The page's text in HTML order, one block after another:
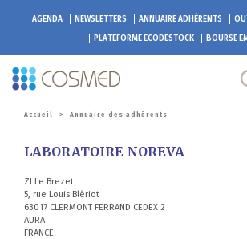
AGENDA NEWSLETTERS ANNUAIRE ADHÉRENTS
PLATEFORMEECODESTOCK BOURSE
Accueil > Annuaire des adhérents
LABORATOIRE NOREVA
ZI Le Brezet
5, rue Louis Blériot
63017 CLERMONT FERRAND CEDEX 2
AURA
FRANCE